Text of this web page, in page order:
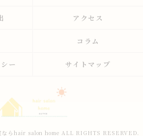
アクセス
コラム
ー サイトマップ
ならhair salon home ALL RIGHTS RESERVED.